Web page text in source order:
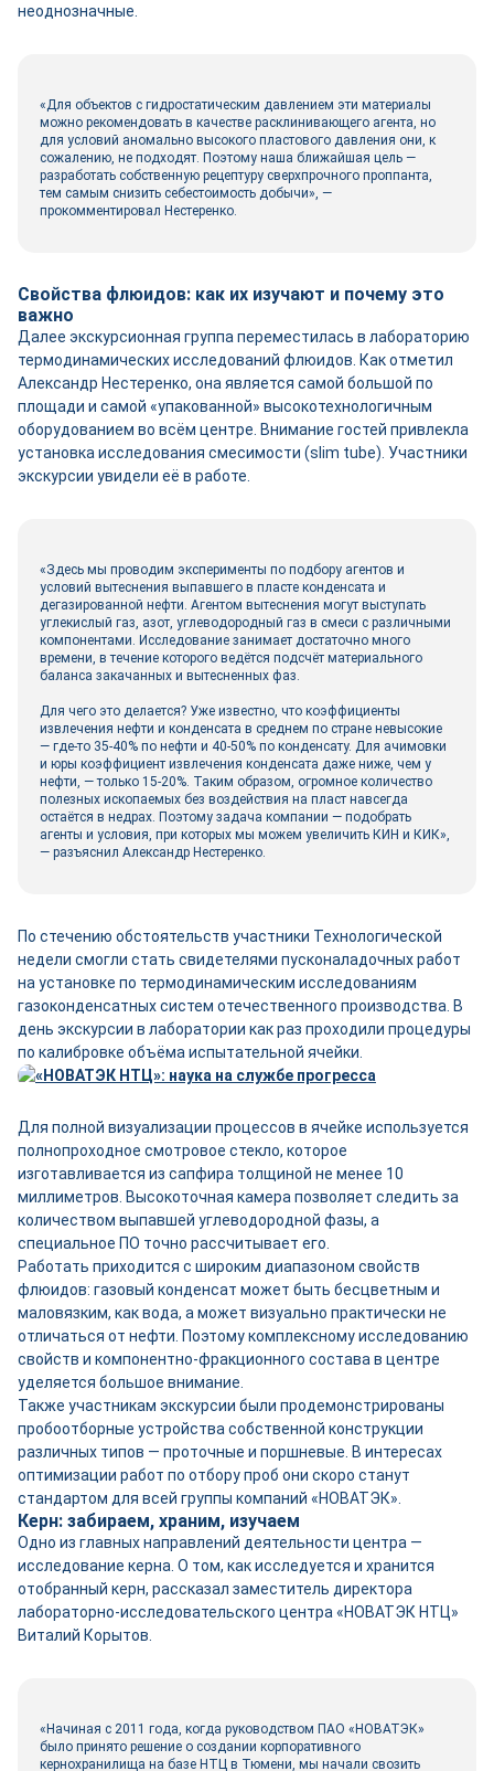
неоднозначные.
«Для объектов с гидростатическим давлением эти материалы
можно рекомендовать в качестве расклинивающего агента, но
для условий аномально высокого пластового давления они, к
сожалению, не подходят. Поэтому наша ближайшая цель —
разработать собственную рецептуру сверхпрочного проппанта,
тем самым снизить себестоимость добычи», —
прокомментировал Нестеренко.
Свойства флюидов: как их изучают и почему это
важно
Далее экскурсионная группа переместилась в лабораторию
термодинамических исследований флюидов. Как отметил
Александр Нестеренко, она является самой большой по
площади и самой «упакованной» высокотехнологичным
оборудованием во всём центре. Внимание гостей привлекла
установка исследования смесимости (slim tube). Участники
экскурсии увидели её в работе.
«Здесь мы проводим эксперименты по подбору агентов и
условий вытеснения выпавшего в пласте конденсата и
дегазированной нефти. Агентом вытеснения могут выступать
углекислый газ, азот, углеводородный газ в смеси с различными
компонентами. Исследование занимает достаточно много
времени, в течение которого ведётся подсчёт материального
баланса закачанных и вытесненных фаз.
Для чего это делается? Уже известно, что коэффициенты
извлечения нефти и конденсата в среднем по стране невысокие
— где-то 35-40% по нефти и 40-50% по конденсату. Для ачимовки
и юры коэффициент извлечения конденсата даже ниже, чем у
нефти, — только 15-20%. Таким образом, огромное количество
полезных ископаемых без воздействия на пласт навсегда
остаётся в недрах. Поэтому задача компании — подобрать
агенты и условия, при которых мы можем увеличить КИН и КИК»,
— разъяснил Александр Нестеренко.
По стечению обстоятельств участники Технологической
недели смогли стать свидетелями пусконаладочных работ
на установке по термодинамическим исследованиям
газоконденсатных систем отечественного производства. В
день экскурсии в лаборатории как раз проходили процедуры
по калибровке объёма испытательной ячейки.
Для полной визуализации процессов в ячейке используется
полнопроходное смотровое стекло, которое
изготавливается из сапфира толщиной не менее 10
миллиметров. Высокоточная камера позволяет следить за
количеством выпавшей углеводородной фазы, а
специальное ПО точно рассчитывает его.
Работать приходится с широким диапазоном свойств
флюидов: газовый конденсат может быть бесцветным и
маловязким, как вода, а может визуально практически не
отличаться от нефти. Поэтому комплексному исследованию
свойств и компонентно-фракционного состава в центре
уделяется большое внимание.
Также участникам экскурсии были продемонстрированы
пробоотборные устройства собственной конструкции
различных типов — проточные и поршневые. В интересах
оптимизации работ по отбору проб они скоро станут
стандартом для всей группы компаний «НОВАТЭК».
Керн: забираем, храним, изучаем
Одно из главных направлений деятельности центра —
исследование керна. О том, как исследуется и хранится
отобранный керн, рассказал заместитель директора
лабораторно-исследовательского центра «НОВАТЭК НТЦ»
Виталий Корытов.
«Начиная с 2011 года, когда руководством ПАО «НОВАТЭК»
было принято решение о создании корпоративного
кернохранилища на базе НТЦ в Тюмени, мы начали свозить